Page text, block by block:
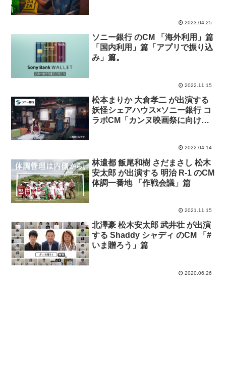
2023.04.25
ソニー銀行 のCM 「海外利用」篇
「国内利用」篇「アプリで振り込
み」篇。
2022.11.15
松本まりか 大倉孝二 が出演する
妖怪シェアハウス×ソニー銀行 コ
ラボCM「カンヌ映画祭に向けて
2022.04.14
林遣都 飯尾和樹 さだまさし 松木
安太郎 が出演する 明治 R-1 のCM
体調一番地 「作戦会議」篇
2021.11.15
北澤豪 松木安太郎 武井壮 が出演
する Shaddy シャディ のCM 「#
いま贈ろう」篇
2020.06.26